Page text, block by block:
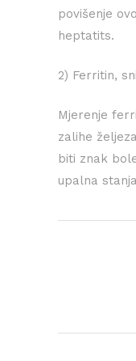
povišenje
heptatits.
2) Ferritin,
Mjerenje
zalihe
biti znak
upalna